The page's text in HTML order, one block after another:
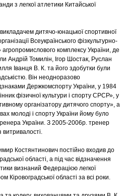
з легкої атлетики Китайської
дитячо-юнацької спортивної
Всеукраїнського фізкультурно-
комплексу України, де
Андрій Томилін, Ігор Шостак, Руслан
Іванця В. К. та його здобутки були
Він неодноразово
Держкомспорту України, у 1984
фізичної культури і спорту СРСР», у
організатору дитячого спорту», а
молоді і спорту України йому було
України. З 2005-2006р. тренер
витривалості.
Костянтинович постійно входив до
області, а під час відзначення
визнаний Федерацією легкої
області за всі роки.